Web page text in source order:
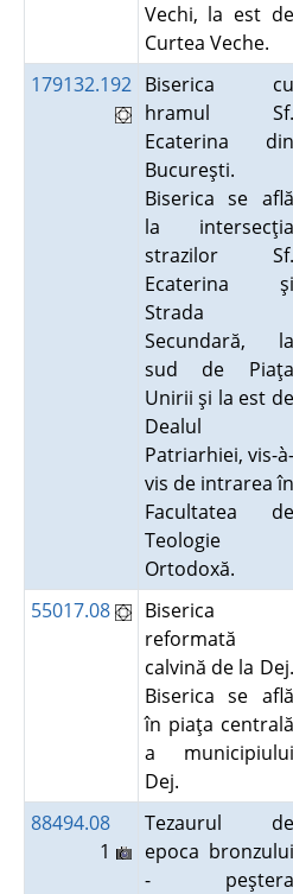
Vechi, la est de
Curtea Veche.
179132.192 Biserica cu
hramul Sf.
Ecaterina din
Bucureşti.
Biserica se află
la intersecţia
strazilor Sf.
Ecaterina şi
Strada
Secundară, la
sud de Piaţa
Unirii şi la est de
Dealul
Patriarhiei, vis-à-
vis de intrarea în
Facultatea de
Teologie
Ortodoxă.
55017.08
Biserica
reformată
calvină de la Dej.
Biserica se află
în piaţa centrală
a municipiului
Dej.
88494.08
1
Tezaurul de
epoca bronzului
- peştera